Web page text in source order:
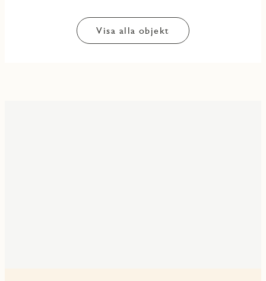
Visa alla objekt